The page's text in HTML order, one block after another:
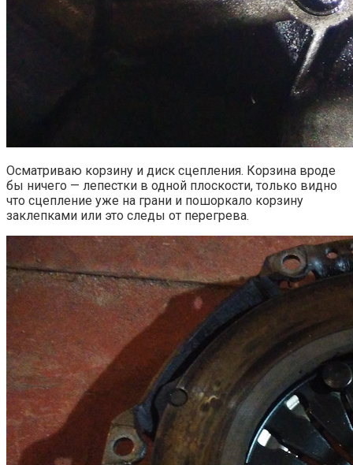
Осматриваю корзину и диск сцепления. Корзина вроде
бы ничего — лепестки в одной плоскости, только видно
что сцепление уже на грани и пошоркало корзину
заклепками или это следы от перегрева.